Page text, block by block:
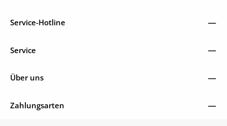
Service-Hotline
Service
Über uns
Zahlungsarten